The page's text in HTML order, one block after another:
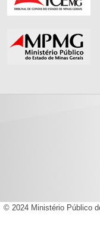
© 2024 Ministério Público